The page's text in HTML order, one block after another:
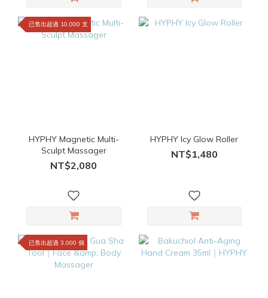
已售出超過 10,000 支
HYPHY Magnetic Multi-
Sculpt Massager
NT$2,080
HYPHY Icy Glow Roller
NT$1,480
已售出超過 3,000 個